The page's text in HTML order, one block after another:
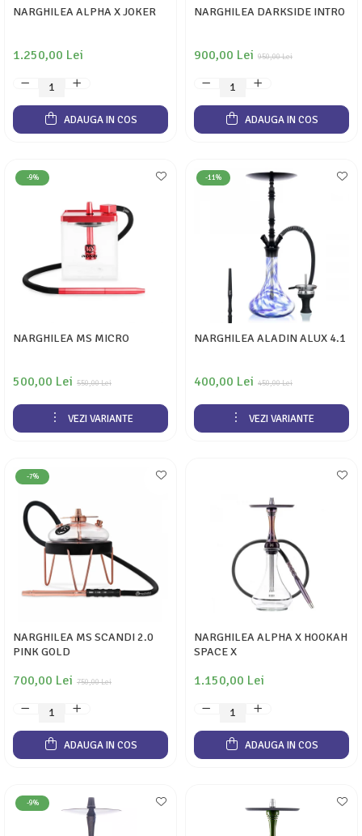
NARGHILEA ALPHA X JOKER
1.250,00 Lei
ADAUGA IN COS
NARGHILEA DARKSIDE INTRO
950,00 Lei
900,00 Lei
ADAUGA IN COS
-9%
NARGHILEA MS MICRO
550,00 Lei
500,00 Lei
VEZI VARIANTE
-11%
NARGHILEA ALADIN ALUX 4.1
450,00 Lei
400,00 Lei
VEZI VARIANTE
-7%
NARGHILEA MS SCANDI 2.0
PINK GOLD
750,00 Lei
700,00 Lei
ADAUGA IN COS
NARGHILEA ALPHA X HOOKAH
SPACE X
1.150,00 Lei
ADAUGA IN COS
-9%